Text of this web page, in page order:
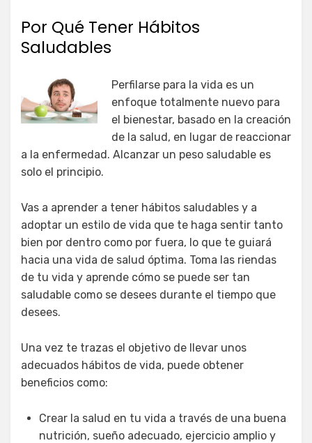
Por Qué Tener Hábitos
Saludables
Perfilarse para la vida es un
enfoque totalmente nuevo para
el bienestar, basado en la creación
de la salud, en lugar de reaccionar
a la enfermedad. Alcanzar un peso saludable es
solo el principio.
Vas a aprender a tener hábitos saludables y a
adoptar un estilo de vida que te haga sentir tanto
bien por dentro como por fuera, lo que te guiará
hacia una vida de salud óptima. Toma las riendas
de tu vida y aprende cómo se puede ser tan
saludable como se desees durante el tiempo que
desees.
Una vez te trazas el objetivo de llevar unos
adecuados hábitos de vida, puede obtener
beneficios como:
Crear la salud en tu vida a través de una buena
nutrición, sueño adecuado, ejercicio amplio y